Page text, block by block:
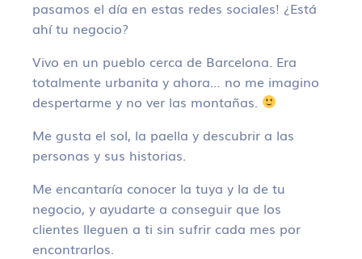
pasamos el día en estas redes sociales! ¿Está
ahí tu negocio?
Vivo en un pueblo cerca de Barcelona. Era
totalmente urbanita y ahora… no me imagino
despertarme y no ver las montañas.
Me gusta el sol, la paella y descubrir a las
personas y sus historias.
Me encantaría conocer la tuya y la de tu
negocio, y ayudarte a conseguir que los
clientes lleguen a ti sin sufrir cada mes por
encontrarlos.